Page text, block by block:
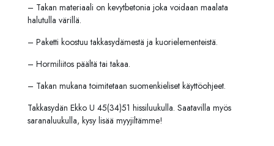
– Takan materiaali on kevytbetonia joka voidaan maalata
halutulla värillä.
– Paketti koostuu takkasydämestä ja kuorielementeistä.
– Hormiliitos päältä tai takaa.
– Takan mukana toimitetaan suomenkieliset käyttöohjeet.
Takkasydän Ekko U 45(34)51 hissiluukulla. Saatavilla myös
saranaluukulla, kysy lisää myyjiltämme!